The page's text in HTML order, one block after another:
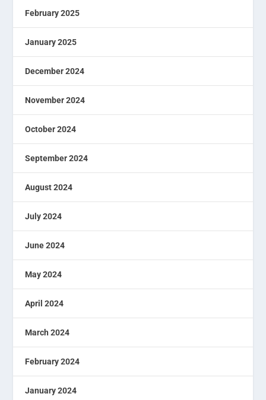
February 2025
January 2025
December 2024
November 2024
October 2024
September 2024
August 2024
July 2024
June 2024
May 2024
April 2024
March 2024
February 2024
January 2024